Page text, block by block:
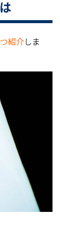
紹介しま